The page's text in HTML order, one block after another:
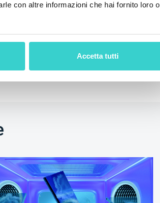
con altre informazioni che hai fornito loro o
Accetta tutti